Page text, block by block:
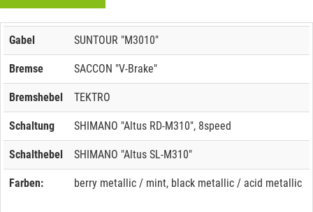
Gabel SUNTOUR "M3010"
Bremse SACCON "V-Brake"
Bremshebel TEKTRO
Schaltung SHIMANO "Altus RD-M310", 8speed
Schalthebel SHIMANO "Altus SL-M310"
Farben: berry metallic / mint, black metallic / acid metallic